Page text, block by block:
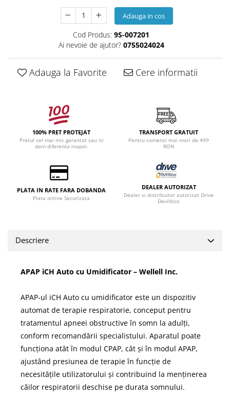
Adauga in cos
Cod Produs: 9S-007201
Ai nevoie de ajutor? 0755024024
Adauga la Favorite Cere informatii
100% PRET PROTEJAT
Pretul cel mai mic garantat sau iti
dam diferenta inapoi.
TRANSPORT GRATUIT
Pentru comenzi mai mari de 499
RON
PLATA IN RATE FARA DOBANDA
Plata online Securizata
DEALER AUTORIZAT
Dealer si distribuitor autorizat Drive
Devilbiss
Descriere
APAP iCH Auto cu Umidificator – Wellell Inc.
APAP-ul iCH Auto cu umidificator este un dispozitiv
automat de terapie respiratorie, conceput pentru
tratamentul apneei obstructive în somn la adulți,
conform recomandării specialistului. Aparatul poate
funcționa atât în modul CPAP, cât și în modul APAP,
ajustând presiunea de terapie în funcție de
necesitățile utilizatorului și contribuind la menținerea
căilor respiratorii deschise pe durata somnului.